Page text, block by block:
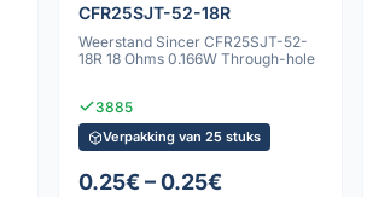
CFR25SJT-52-18R
Weerstand Sincer CFR25SJT-52-
18R 18 Ohms 0.166W Through-hole
3885
Verpakking van 25 stuks
0.25€ – 0.25€